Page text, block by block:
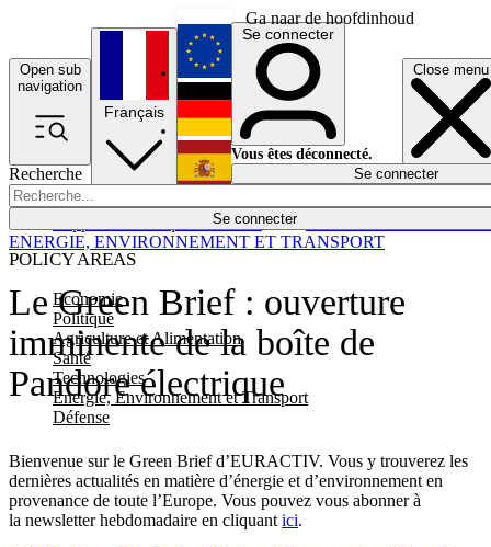
Ga naar de hoofdinhoud
Open sub
navigation
Close menu
Recherche
Se connecter
POLICY AREAS
Economie
Politique
Agriculture et Alimentation
Santé
Technologies
Energie, Environnement et Transport
Défense
Économie
Français
English
Deutsch
Español
Se connecter
Vous êtes déconnecté.
Se connecter
Le Green Brief : ouverture
imminente de la boîte de
Pandore électrique
Bienvenue sur le Green Brief d’EURACTIV. Vous y trouverez les
dernières actualités en matière d’énergie et d’environnement en
provenance de toute l’Europe. Vous pouvez vous abonner à
la newsletterhebdomadaire en cliquant ici.
ENERGIE, ENVIRONNEMENT ET TRANSPORT